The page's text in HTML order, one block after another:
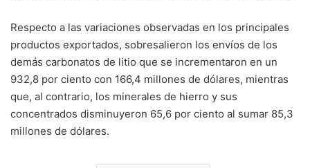
Respecto a las variaciones observadas en los principales
productos exportados, sobresalieron los envíos de los
demás carbonatos de litio que se incrementaron en un
932,8 por ciento con 166,4 millones de dólares, mientras
que, al contrario, los minerales de hierro y sus
concentrados disminuyeron 65,6 por ciento al sumar 85,3
millones de dólares.